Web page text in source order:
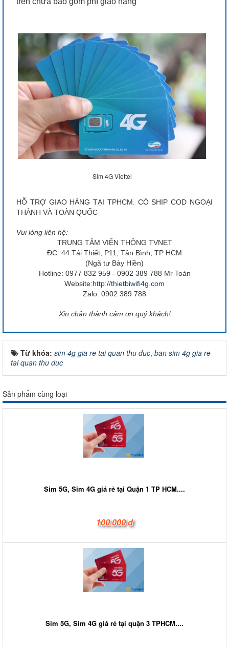
Sim 4G Viettel
HỖ TRỢ GIAO HÀNG TẠI TPHCM. CÓ SHIP COD NGOẠI
THÀNH VÀ TOÀN QUỐC
Vui lòng liên hệ:
TRUNG TÂM VIỄN THÔNG TVNET
ĐC: 44 Tái Thiết, P11, Tân Bình, TP HCM
(Ngã tư Bảy Hiền)
Hotline: 0977 832 959 - 0902 389 788 Mr Toán
Website:http://thietbiwifi4g.com
Zalo: 0902 389 788​
Xin chân thành cảm ơn quý khách!
Từ khóa: sim 4g gia re tai quan thu duc, ban sim 4g gia re
tai quan thu duc
Sản phẩm cùng loại
Sim 5G, Sim 4G giá rẻ tại Quận 1 TP HCM....
100.000 đ
Sim 5G, Sim 4G giá rẻ tại quận 3 TPHCM....